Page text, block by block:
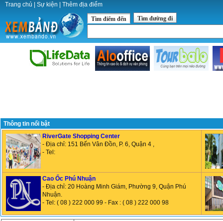
Trang chủ Sự kiện Thêm địa điểm
Tìm điểm đến Tìm đường đi
Thông tin nổi bật
RiverGate Shopping Center
- Địa chỉ: 151 Bến Vân Đồn, P. 6, Quận 4 ,
- Tel:
Cao Ốc Phú Nhuận
- Địa chỉ: 20 Hoàng Minh Giám, Phường 9, Quận Phú
Nhuận.
- Tel: ( 08 ) 222 000 99 - Fax : ( 08 ) 222 000 98